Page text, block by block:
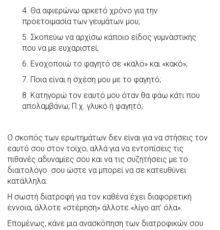
4. Θα αφιερώνω αρκετό χρόνο για την
προετοιμασία των γευμάτων μου;
5. Σκοπεύω να αρχίσω κάποιο είδος γυμναστικής
που να με ευχαριστεί;
6. Ενοχοποιώ το φαγητό σε «καλό» και «κακό»;
7. Ποια είναι η σχέση μου με το φαγητό;
8. Κατηγορώ τον εαυτό μου όταν θα φάω κάτι που
απολαμβάνω; Π.χ. γλυκό ή φαγητό;
Ο σκοπός των ερωτημάτων δεν είναι για να στήσεις τον
εαυτό σου στον τοίχο, αλλά για να εντοπίσεις τις
πιθανές αδυναμίες σου και να τις συζητήσεις με το
διαιτολόγο σου ώστε να μπορεί να σε κατευθύνει
κατάλληλα.
Η σωστή διατροφή για τον καθένα έχει διαφορετική
έννοια, άλλοτε «στέρηση» άλλοτε «λίγο απ’ όλα».
Επομένως, κάνε μια ανασκόπηση των διατροφικών σου